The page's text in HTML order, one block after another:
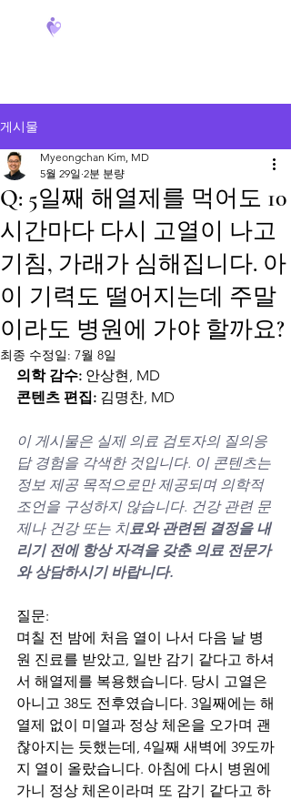
게시물
Q: 5일째 해열제를 먹어도 10
시간마다 다시 고열이 나고
기침, 가래가 심해집니다. 아
이 기력도 떨어지는데 주말
이라도 병원에 가야 할까요?
Myeongchan Kim, MD
5월 29일 2분 분량
최종 수정일: 7월 8일
의학 감수: 안상현, MD
콘텐츠 편집: 김명찬, MD
이 게시물은 실제 의료 검토자의 질의응
답 경험을 각색한 것입니다. 이 콘텐츠는
정보 제공 목적으로만 제공되며 의학적
조언을 구성하지 않습니다. 건강 관련 문
제나 건강 또는 치료와 관련된 결정을 내
리기 전에 항상 자격을 갖춘 의료 전문가
와 상담하시기 바랍니다.
질문:
며칠 전 밤에 처음 열이 나서 다음 날 병
원 진료를 받았고, 일반 감기 같다고 하셔
서 해열제를 복용했습니다. 당시 고열은
아니고 38도 전후였습니다. 3일째에는 해
열제 없이 미열과 정상 체온을 오가며 괜
찮아지는 듯했는데, 4일째 새벽에 39도까
지 열이 올랐습니다. 아침에 다시 병원에
가니 정상 체온이라며 또 감기 같다고 하